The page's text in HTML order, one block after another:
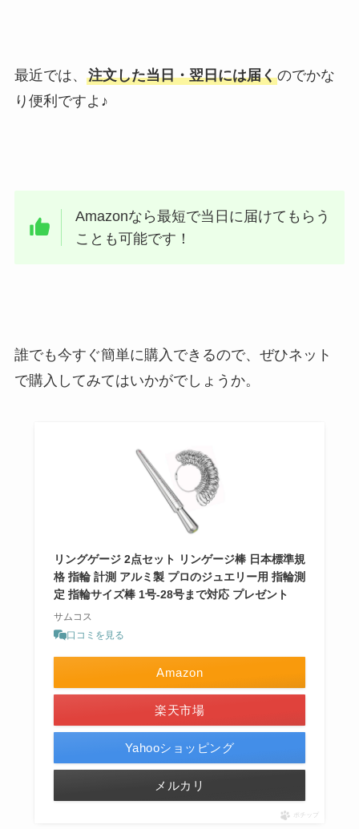
最近では、 注文した当日・翌日には届くのでかな
り便利ですよ♪
Amazonなら最短で当日に届けてもらう
ことも可能です！
誰でも今すぐ簡単に購入できるので、ぜひネット
で購入してみてはいかがでしょうか。
リングゲージ 2点セット リンゲージ棒 日本標準規
格 指輪 計測 アルミ製 プロのジュエリー用 指輪測
定 指輪サイズ棒 1号-28号まで対応 プレゼント
サムコス
口コミを見る
Amazon
楽天市場
Yahooショッピング
メルカリ
ポチップ